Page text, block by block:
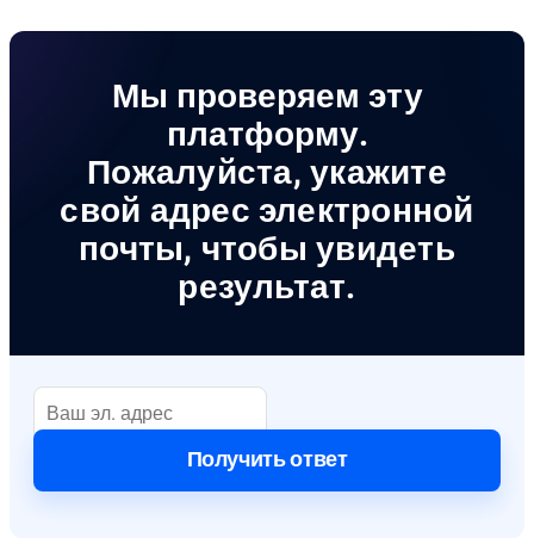
Мы проверяем эту
платформу.
Пожалуйста, укажите
свой адрес электронной
почты, чтобы увидеть
результат.
Получить ответ